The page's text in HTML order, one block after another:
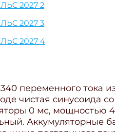
2027 2
2027 3
2027 4
переменного тока
чистая синусоида
0 мс, мощностью
Аккумуляторные